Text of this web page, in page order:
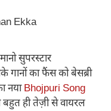
Ekka
सुपरस्टार
गानों का फैंस को बेसब्री
नयाBhojpuri Song
बहुत ही तेज़ी से वायरल